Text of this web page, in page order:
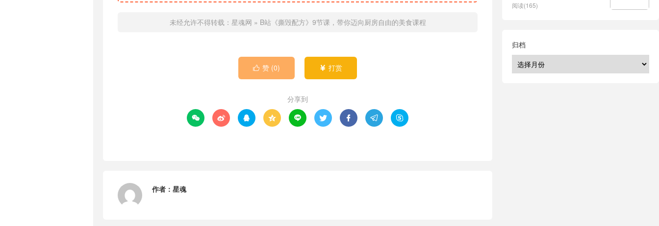
未经允许不得转载： 星魂网 » B站《撕毁配方》9节课，带你迈向厨房自由的美食课程
 赞 (0)  打赏
分享到
        
作者： 星魂
阅读(165)
归档